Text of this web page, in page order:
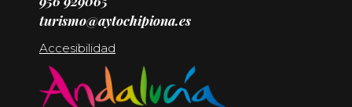
turismo@aytochipiona.es
Accesibilidad